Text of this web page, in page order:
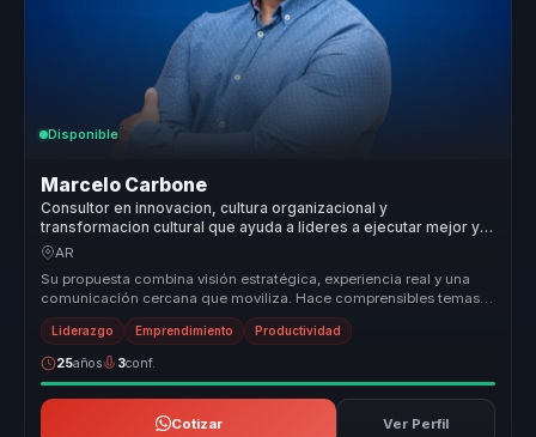
Disponible
Marcelo Carbone
Consultor en innovacion, cultura organizacional y
transformacion cultural que ayuda a lideres a ejecutar mejor y
sostener resultados.
AR
Su propuesta combina visión estratégica, experiencia real y una
comunicación cercana que moviliza. Hace comprensibles temas
como calidad,...
Liderazgo Emprendimiento Productividad
25años 3conf.
Cotizar Ver Perfil